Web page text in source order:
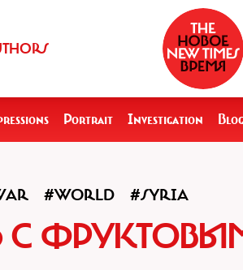
Portrait Investigation
#WORLD #SYRIA
С